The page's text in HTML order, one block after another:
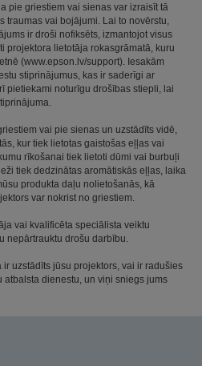
pie griestiem vai sienas var izraisīt tā
traumas vai bojājumi. Lai to novērstu,
ir droši nofiksēts, izmantojot visus
projektora lietotāja rokasgrāmatā, kuru
(www.epson.lv/support). Iesakām
stiprinājumus, kas ir saderīgi ar
pietiekami noturīgu drošības stiepli, lai
vai pie sienas un uzstādīts vidē,
kur tiek lietotas gaistošas eļļas vai
rīkošanai tiek lietoti dūmi vai burbuļi
tiek dedzinātas aromātiskās eļļas, laika
produkta daļu nolietošanās, kā
var nokrist no griestiem.
vai kvalificēta speciālista veiktu
nepārtrauktu drošu darbību.
uzstādīts jūsu projektors, vai ir radušies
dienestu, un viņi sniegs jums